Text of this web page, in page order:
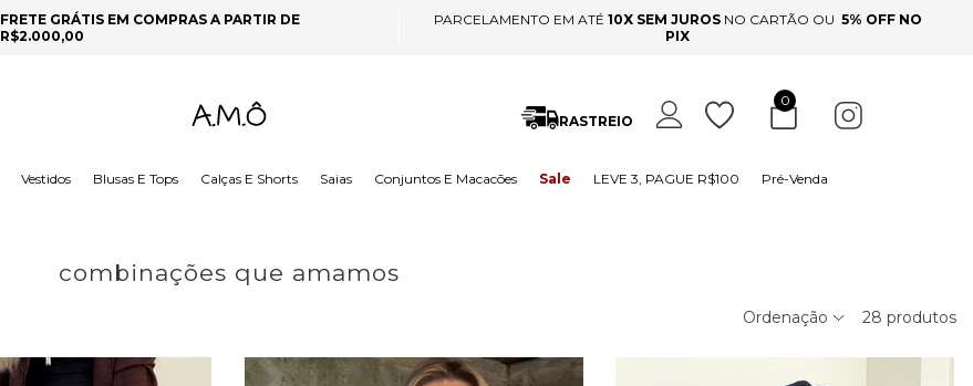
FRETE GRÁTIS EM COMPRAS A PARTIR DE
R$2.000,00
PARCELAMENTO EM ATÉ 10X SEM JUROSNO CARTÃO OU 5% OFF NO
PIX
RASTREIO
0
Vestidos Blusas E Tops Calças E Shorts Saias Conjuntos E Macacões Sale LEVE 3, PAGUE R$100 Pré-Venda
combinações que amamos
Ordenação 28 produtos